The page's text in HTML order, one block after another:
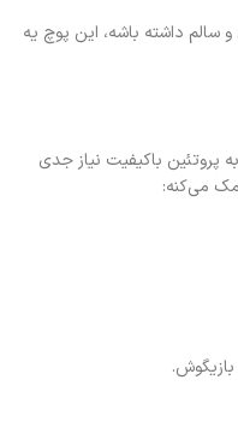
داشته باشه، این پوچ یه
باکیفیت نیاز جدی
می‌کنه: